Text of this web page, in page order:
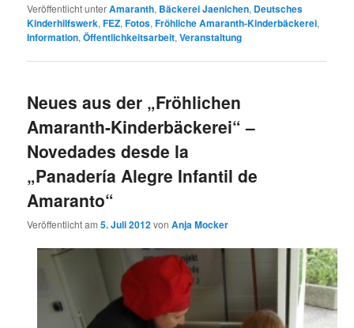
Veröffentlicht unterAmaranth, Bäckerei Jaenichen, Deutsches
Kinderhilfswerk,FEZ,Fotos,Fröhliche Amaranth-Kinderbäckerei,
Information,Öffentlichkeitsarbeit,Veranstaltung
Neues aus der „Fröhlichen
Amaranth-Kinderbäckerei“ –
Novedades desde la
„Panadería Alegre Infantil de
Amaranto“
Veröffentlicht am5. Juli 2012vonAnja Mocker